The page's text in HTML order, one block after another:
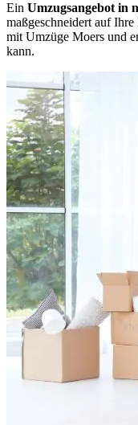
Ein Umzugsangebot in
maßgeschneidert auf
mit Umzüge Moers und
kann.